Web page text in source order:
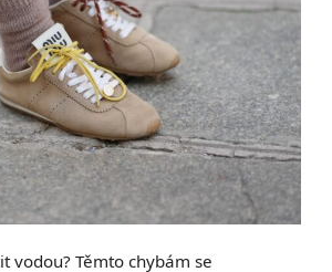
vodou? Těmto chybám se